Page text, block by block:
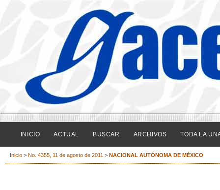
INICIO ACTUAL BUSCAR ARCHIVOS TODA LA
Inicio > No. 4355, 11 de agosto de 2011 > NACIONAL AUTÓNOMA DE MÉXICO